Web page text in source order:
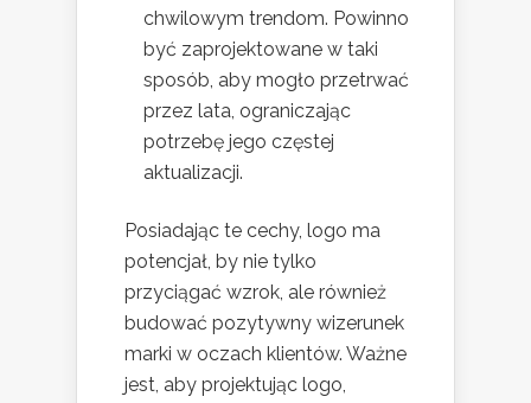
chwilowym trendom. Powinno
być zaprojektowane w taki
sposób, aby mogło przetrwać
przez lata, ograniczając
potrzebę jego częstej
aktualizacji.
Posiadając te cechy, logo ma
potencjał, by nie tylko
przyciągać wzrok, ale również
budować pozytywny wizerunek
marki w oczach klientów. Ważne
jest, aby projektując logo,